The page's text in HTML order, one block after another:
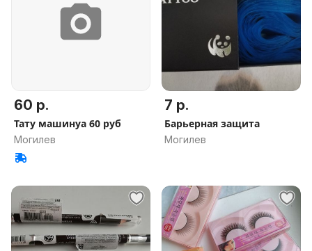
60 р.
Тату машинуа 60 руб
Могилев
7 р.
Барьерная защита
Могилев